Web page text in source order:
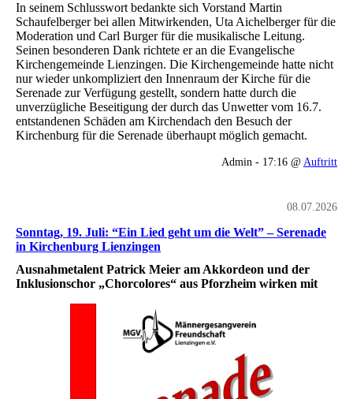
In seinem Schlusswort bedankte sich Vorstand Martin
Schaufelberger bei allen Mitwirkenden, Uta Aichelberger für die
Moderation und Carl Burger für die musikalische Leitung.
Seinen besonderen Dank richtete er an die Evangelische
Kirchengemeinde Lienzingen. Die Kirchengemeinde hatte nicht
nur wieder unkompliziert den Innenraum der Kirche für die
Serenade zur Verfügung gestellt, sondern hatte durch die
unverzügliche Beseitigung der durch das Unwetter vom 16.7.
entstandenen Schäden am Kirchendach den Besuch der
Kirchenburg für die Serenade überhaupt möglich gemacht.
Admin - 17:16 @Auftritt
08.07.2026
Sonntag, 19. Juli: “Ein Lied geht um die Welt” – Serenade
in Kirchenburg Lienzingen
Ausnahmetalent Patrick Meier am Akkordeon und der
Inklusionschor „Chorcolores“ aus Pforzheim wirken mit